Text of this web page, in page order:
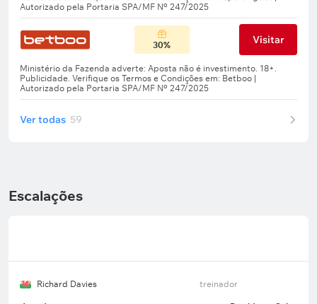
30% Visitar
Ver todas 59
Escalações
Richard Davies treinador